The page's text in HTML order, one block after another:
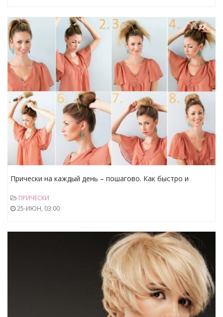
Прически на каждый день – пошагово. Как быстро и
ПРИЧЕСКИ
25-ИЮН, 03:00